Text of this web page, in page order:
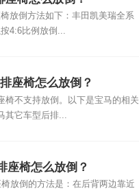
放倒方法如下：丰田凯美瑞全系
4:6比例放倒...
座椅怎么放倒？
椅不支持放倒。以下是宝马的相关
其它车型后排...
座椅怎么放倒？
放倒的方法是：在后背两边靠近